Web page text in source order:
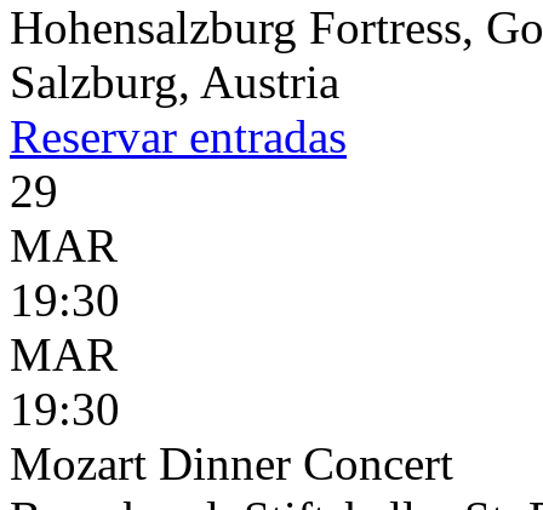
Hohensalzburg Fortress,
Salzburg, Austria
Reservar entradas
29
MAR
19:30
MAR
19:30
Mozart Dinner Concert